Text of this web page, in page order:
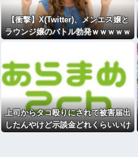
【衝撃】X(Twitter)、メンエス嬢と
ラウンジ嬢のバトル勃発ｗｗｗｗｗ
上司からタコ殴りにされて被害届出
したんやけど示談金どれくらいいけ